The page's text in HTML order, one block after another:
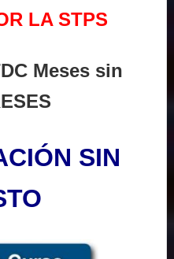
LA STPS
Meses sin
SIN